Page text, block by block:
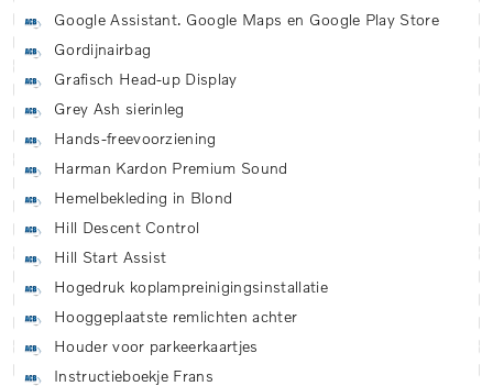
Google Assistant. Google Maps en Google Play Store
Gordijnairbag
Grafisch Head-up Display
Grey Ash sierinleg
Hands-freevoorziening
Harman Kardon Premium Sound
Hemelbekleding in Blond
Hill Descent Control
Hill Start Assist
Hogedruk koplampreinigingsinstallatie
Hooggeplaatste remlichten achter
Houder voor parkeerkaartjes
Instructieboekje Frans